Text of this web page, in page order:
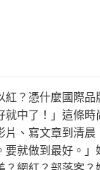
？憑什麼國際
中了！」這條
、寫文章到清晨
就做到最好。